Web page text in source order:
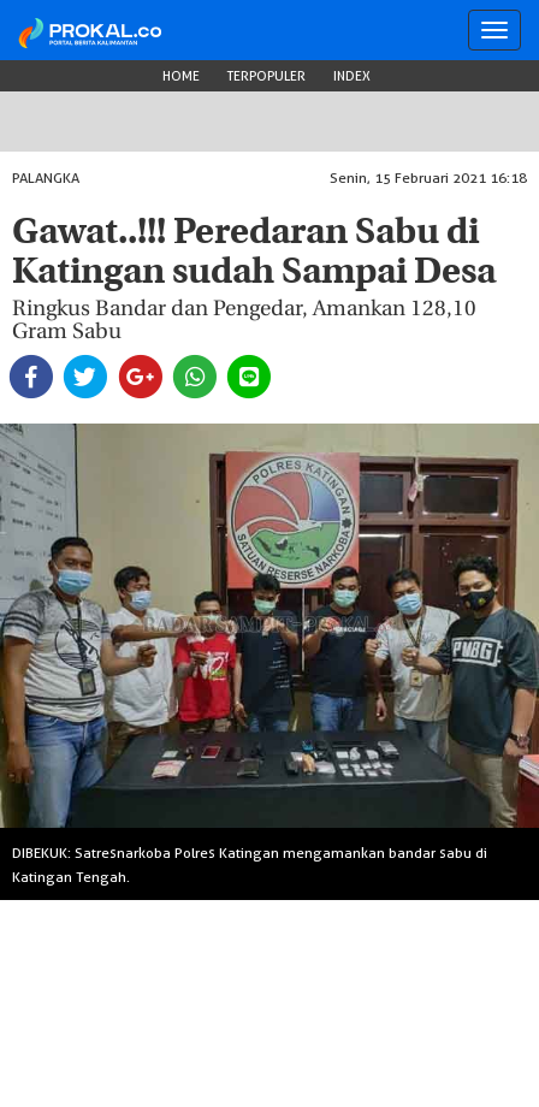
HOME TERPOPULER INDEX
PALANGKA Senin, 15 Februari 2021 16:18
Gawat..!!! Peredaran Sabu di
Katingan sudah Sampai Desa
Ringkus Bandar dan Pengedar, Amankan 128,10
Gram Sabu
DIBEKUK: Satresnarkoba Polres Katingan mengamankan bandar sabu di
Katingan Tengah.